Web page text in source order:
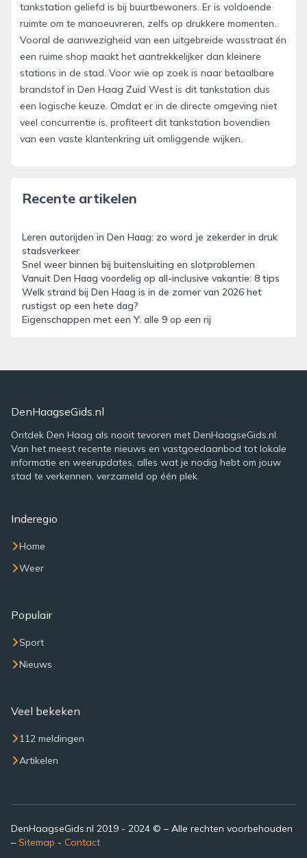
tankstation geliefd is bij buurtbewoners. Er is voldoende
ruimte om te manoeuvreren, zelfs op drukkere momenten.
Vooral de aanwezigheid van een uitgebreide wasstraat én
een ruime shop maakt het aantrekkelijker dan kleinere
stations in de stad. Voor wie op zoek is naar betaalbare
brandstof in Den Haag Zuid West is dit tankstation dus
een logische keuze. Omdat er in de directe omgeving niet
veel concurrentie is, profiteert dit tankstation bovendien
van een vaste klantenkring uit omliggende wijken.
Recente artikelen
Leren autorijden in Den Haag: zo word je zekerder in druk
stadsverkeer
Snel weer binnen bij buitensluiting en slotproblemen
Vanuit Den Haag voordelig op all-inclusive vakantie: 8 tips
Welk strand bij Den Haag is in de zomer van 2026 het
rustigst op een hete dag?
Eigenschappen met een Y: alle 9 op een rij
DenHaagseGids.nl
Ontdek Den Haag als nooit tevoren met DenHaagseGids.nl.
Van het meest recente nieuws en vastgoedaanbod tot lokale
informatie en weerupdates, alles wat je nodig hebt om jouw
stad te verkennen, verzameld op één plek.
Inderegio
Home
Weer
Populair
Sport
Nieuws
Veel bekeken
112 meldingen
Artikelen
DenHaagseGids.nl 2019 - 2024 © – Alle rechten voorbehouden
– Sitemap - Contact